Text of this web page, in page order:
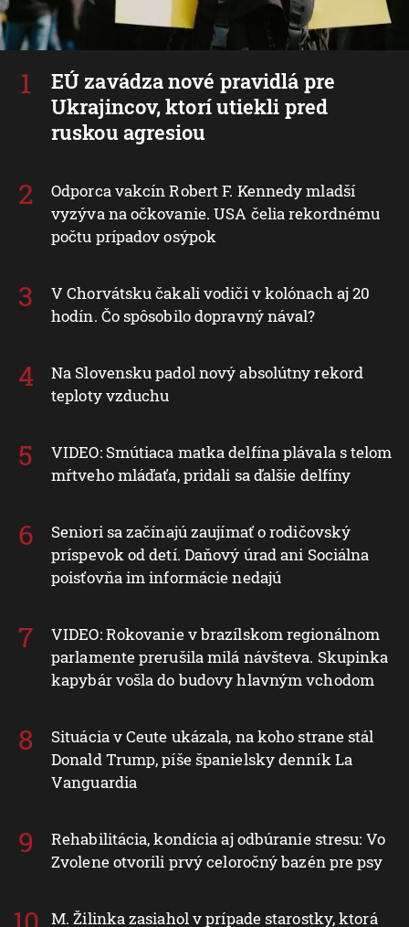
EÚ zavádza nové pravidlá pre
Ukrajincov, ktorí utiekli pred
ruskou agresiou
Odporca vakcín Robert F. Kennedy mladší
vyzýva na očkovanie. USA čelia rekordnému
počtu prípadov osýpok
V Chorvátsku čakali vodiči v kolónach aj 20
hodín. Čo spôsobilo dopravný nával?
Na Slovensku padol nový absolútny rekord
teploty vzduchu
VIDEO: Smútiaca matka delfína plávala s telom
mŕtveho mláďaťa, pridali sa ďalšie delfíny
Seniori sa začínajú zaujímať o rodičovský
príspevok od detí. Daňový úrad ani Sociálna
poisťovňa im informácie nedajú
VIDEO: Rokovanie v brazílskom regionálnom
parlamente prerušila milá návšteva. Skupinka
kapybár vošla do budovy hlavným vchodom
Situácia v Ceute ukázala, na koho strane stál
Donald Trump, píše španielsky denník La
Vanguardia
Rehabilitácia, kondícia aj odbúranie stresu: Vo
Zvolene otvorili prvý celoročný bazén pre psy
M. Žilinka zasiahol v prípade starostky, ktorá